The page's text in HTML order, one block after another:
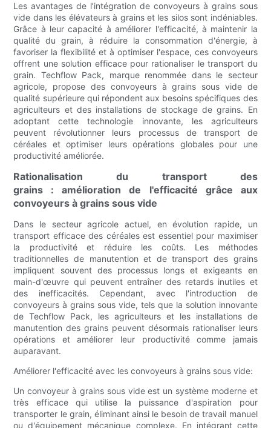
Les avantages de l’intégration de convoyeurs à grains sous
vide dans les élévateurs à grains et les silos sont indéniables.
Grâce à leur capacité à améliorer l'efficacité, à maintenir la
qualité du grain, à réduire la consommation d'énergie, à
favoriser la flexibilité et à optimiser l'espace, ces convoyeurs
offrent une solution efficace pour rationaliser le transport du
grain. Techflow Pack, marque renommée dans le secteur
agricole, propose des convoyeurs à grains sous vide de
qualité supérieure qui répondent aux besoins spécifiques des
agriculteurs et des installations de stockage de grains. En
adoptant cette technologie innovante, les agriculteurs
peuvent révolutionner leurs processus de transport de
céréales et optimiser leurs opérations globales pour une
productivité améliorée.
Rationalisation du transport des
grains : amélioration de l'efficacité grâce aux
convoyeurs à grains sous vide
Dans le secteur agricole actuel, en évolution rapide, un
transport efficace des céréales est essentiel pour maximiser
la productivité et réduire les coûts. Les méthodes
traditionnelles de manutention et de transport des grains
impliquent souvent des processus longs et exigeants en
main-d'œuvre qui peuvent entraîner des retards inutiles et
des inefficacités. Cependant, avec l'introduction de
convoyeurs à grains sous vide, tels que la solution innovante
de Techflow Pack, les agriculteurs et les installations de
manutention des grains peuvent désormais rationaliser leurs
opérations et améliorer leur productivité comme jamais
auparavant.
Améliorer l'efficacité avec les convoyeurs à grains sous vide:
Un convoyeur à grains sous vide est un système moderne et
très efficace qui utilise la puissance d'aspiration pour
transporter le grain, éliminant ainsi le besoin de travail manuel
ou d'équipement mécanique complexe. En intégrant cette